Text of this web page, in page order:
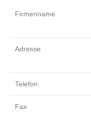
Firmenname
Adresse
Telefon
Fax